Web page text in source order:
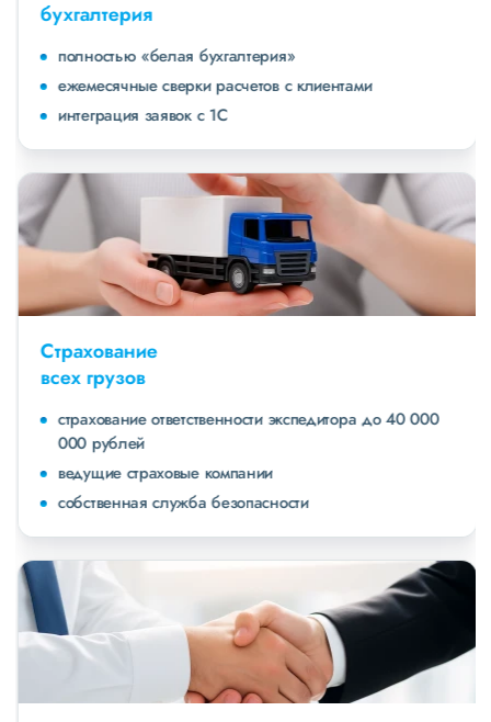
бухгалтерия
полностью «белая бухгалтерия»
ежемесячные сверки расчетов с клиентами
интеграция заявок с 1С
Страхование
всех грузов
страхование ответственности экспедитора до 40 000
000 рублей
ведущие страховые компании
собственная служба безопасности